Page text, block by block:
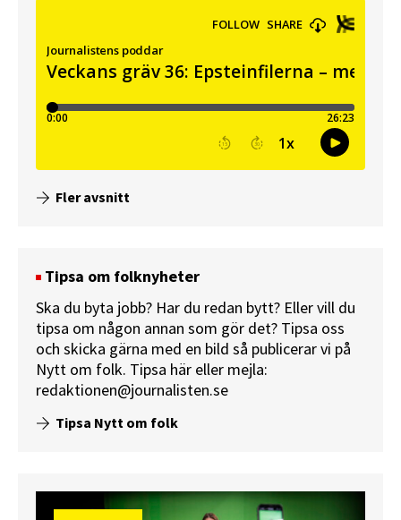
Fler avsnitt
Tipsa om folknyheter
Ska du byta jobb? Har du redan bytt? Eller vill du
tipsa om någon annan som gör det? Tipsa oss
och skicka gärna med en bild så publicerar vi på
Nytt om folk. Tipsa här eller mejla:
redaktionen@journalisten.se
Tipsa Nytt om folk